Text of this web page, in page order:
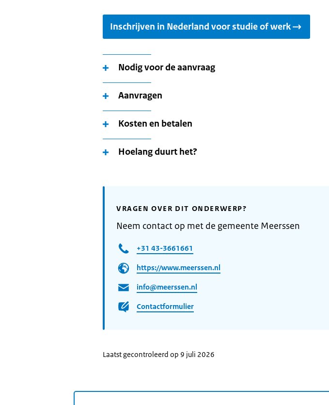
Inschrijven in Nederland voor studie of werk
Nodig voor de aanvraag
Aanvragen
Kosten en betalen
Hoelang duurt het?
VRAGEN OVER DIT ONDERWERP?
Neem contact op met de gemeente Meerssen
+31 43-3661661
https://www.meerssen.nl
info@meerssen.nl
Contactformulier
Laatst gecontroleerd op 9 juli 2026